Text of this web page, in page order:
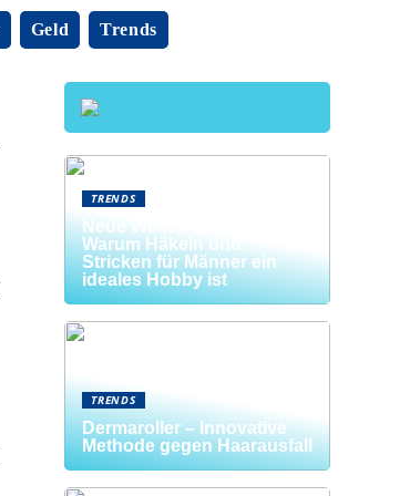
Geld Trends
TRENDS
Neue Welten entdecken:
Warum Häkeln und
Stricken für Männer ein
ideales Hobby ist
TRENDS
Dermaroller – Innovative
Methode gegen Haarausfall